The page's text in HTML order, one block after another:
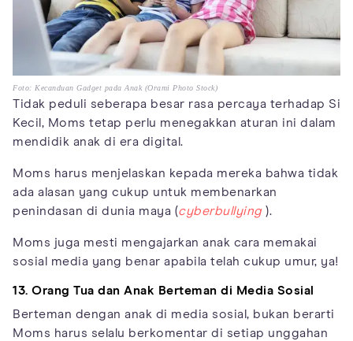
Foto: Kecanduan Gadget pada Anak (Orami Photo Stock)
Tidak peduli seberapa besar rasa percaya terhadap Si
Kecil, Moms tetap perlu menegakkan aturan ini dalam
mendidik anak di era digital.
Moms harus menjelaskan kepada mereka bahwa tidak
ada alasan yang cukup untuk membenarkan
penindasan di dunia maya (cyberbullying).
Moms juga mesti mengajarkan anak cara memakai
sosial media yang benar apabila telah cukup umur, ya!
13. Orang Tua dan Anak Berteman di Media Sosial
Berteman dengan anak di media sosial, bukan berarti
Moms harus selalu berkomentar di setiap unggahan